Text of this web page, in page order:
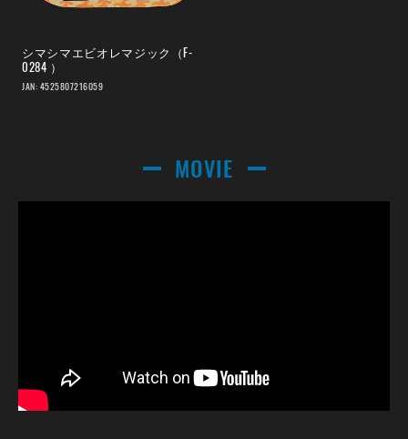
シマシマエビオレマジック（F-
0284 ）
JAN: 4525807216059
MOVIE